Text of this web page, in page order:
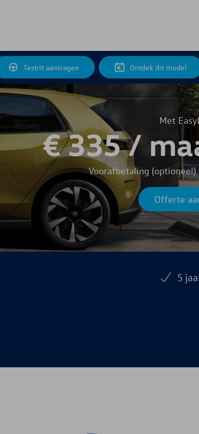
Testrit aanvragen Ontdek dit model
Met
€335 /
Voorafbetaling (optioneel)
Offerte
5